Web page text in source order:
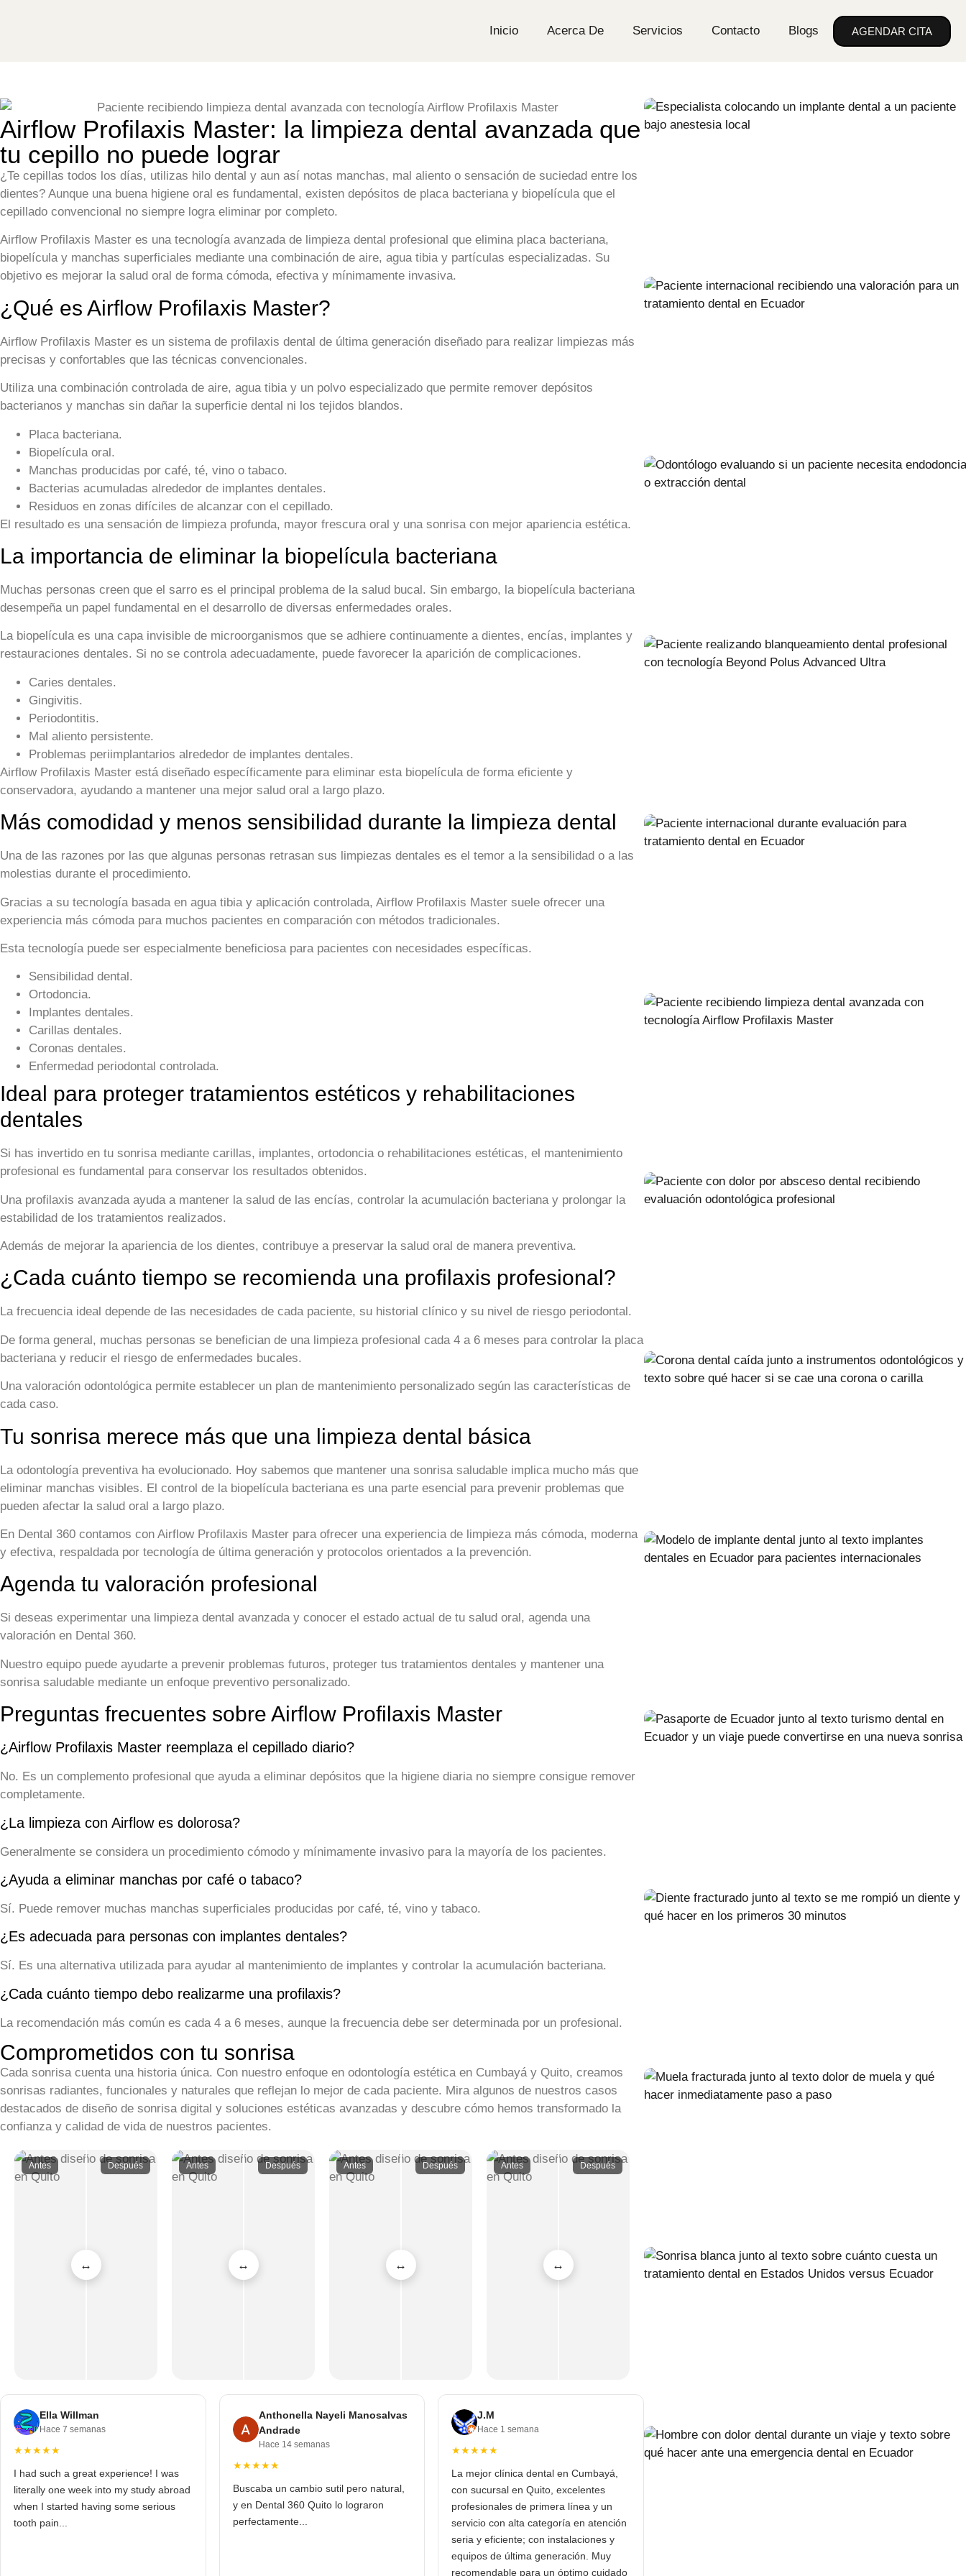
Inicio Acerca De Servicios Contacto Blogs AGENDAR CITA
Airflow Profilaxis Master: la limpieza dental avanzada que
tu cepillo no puede lograr
¿Te cepillas todos los días, utilizas hilo dental y aun así notas manchas, mal aliento o sensación de suciedad entre los
dientes? Aunque una buena higiene oral es fundamental, existen depósitos de placa bacteriana y biopelícula que el
cepillado convencional no siempre logra eliminar por completo.
Airflow Profilaxis Master es una tecnología avanzada de limpieza dental profesional que elimina placa bacteriana,
biopelícula y manchas superficiales mediante una combinación de aire, agua tibia y partículas especializadas. Su
objetivo es mejorar la salud oral de forma cómoda, efectiva y mínimamente invasiva.
¿Qué es Airflow Profilaxis Master?
Airflow Profilaxis Master es un sistema de profilaxis dental de última generación diseñado para realizar limpiezas más
precisas y confortables que las técnicas convencionales.
Utiliza una combinación controlada de aire, agua tibia y un polvo especializado que permite remover depósitos
bacterianos y manchas sin dañar la superficie dental ni los tejidos blandos.
Placa bacteriana.
Biopelícula oral.
Manchas producidas por café, té, vino o tabaco.
Bacterias acumuladas alrededor de implantes dentales.
Residuos en zonas difíciles de alcanzar con el cepillado.
El resultado es una sensación de limpieza profunda, mayor frescura oral y una sonrisa con mejor apariencia estética.
La importancia de eliminar la biopelícula bacteriana
Muchas personas creen que el sarro es el principal problema de la salud bucal. Sin embargo, la biopelícula bacteriana
desempeña un papel fundamental en el desarrollo de diversas enfermedades orales.
La biopelícula es una capa invisible de microorganismos que se adhiere continuamente a dientes, encías, implantes y
restauraciones dentales. Si no se controla adecuadamente, puede favorecer la aparición de complicaciones.
Caries dentales.
Gingivitis.
Periodontitis.
Mal aliento persistente.
Problemas periimplantarios alrededor de implantes dentales.
Airflow Profilaxis Master está diseñado específicamente para eliminar esta biopelícula de forma eficiente y
conservadora, ayudando a mantener una mejor salud oral a largo plazo.
Más comodidad y menos sensibilidad durante la limpieza dental
Una de las razones por las que algunas personas retrasan sus limpiezas dentales es el temor a la sensibilidad o a las
molestias durante el procedimiento.
Gracias a su tecnología basada en agua tibia y aplicación controlada, Airflow Profilaxis Master suele ofrecer una
experiencia más cómoda para muchos pacientes en comparación con métodos tradicionales.
Esta tecnología puede ser especialmente beneficiosa para pacientes con necesidades específicas.
Sensibilidad dental.
Ortodoncia.
Implantes dentales.
Carillas dentales.
Coronas dentales.
Enfermedad periodontal controlada.
Ideal para proteger tratamientos estéticos y rehabilitaciones
dentales
Si has invertido en tu sonrisa mediante carillas, implantes, ortodoncia o rehabilitaciones estéticas, el mantenimiento
profesional es fundamental para conservar los resultados obtenidos.
Una profilaxis avanzada ayuda a mantener la salud de las encías, controlar la acumulación bacteriana y prolongar la
estabilidad de los tratamientos realizados.
Además de mejorar la apariencia de los dientes, contribuye a preservar la salud oral de manera preventiva.
¿Cada cuánto tiempo se recomienda una profilaxis profesional?
La frecuencia ideal depende de las necesidades de cada paciente, su historial clínico y su nivel de riesgo periodontal.
De forma general, muchas personas se benefician de una limpieza profesional cada 4 a 6 meses para controlar la placa
bacteriana y reducir el riesgo de enfermedades bucales.
Una valoración odontológica permite establecer un plan de mantenimiento personalizado según las características de
cada caso.
Tu sonrisa merece más que una limpieza dental básica
La odontología preventiva ha evolucionado. Hoy sabemos que mantener una sonrisa saludable implica mucho más que
eliminar manchas visibles. El control de la biopelícula bacteriana es una parte esencial para prevenir problemas que
pueden afectar la salud oral a largo plazo.
En Dental 360 contamos con Airflow Profilaxis Master para ofrecer una experiencia de limpieza más cómoda, moderna
y efectiva, respaldada por tecnología de última generación y protocolos orientados a la prevención.
Agenda tu valoración profesional
Si deseas experimentar una limpieza dental avanzada y conocer el estado actual de tu salud oral, agenda una
valoración en Dental 360.
Nuestro equipo puede ayudarte a prevenir problemas futuros, proteger tus tratamientos dentales y mantener una
sonrisa saludable mediante un enfoque preventivo personalizado.
Preguntas frecuentes sobre Airflow Profilaxis Master
¿Airflow Profilaxis Master reemplaza el cepillado diario?
No. Es un complemento profesional que ayuda a eliminar depósitos que la higiene diaria no siempre consigue remover
completamente.
¿La limpieza con Airflow es dolorosa?
Generalmente se considera un procedimiento cómodo y mínimamente invasivo para la mayoría de los pacientes.
¿Ayuda a eliminar manchas por café o tabaco?
Sí. Puede remover muchas manchas superficiales producidas por café, té, vino y tabaco.
¿Es adecuada para personas con implantes dentales?
Sí. Es una alternativa utilizada para ayudar al mantenimiento de implantes y controlar la acumulación bacteriana.
¿Cada cuánto tiempo debo realizarme una profilaxis?
La recomendación más común es cada 4 a 6 meses, aunque la frecuencia debe ser determinada por un profesional.
Comprometidos con tu sonrisa
Cada sonrisa cuenta una historia única. Con nuestro enfoque en odontología estética en Cumbayá y Quito, creamos
sonrisas radiantes, funcionales y naturales que reflejan lo mejor de cada paciente. Mira algunos de nuestros casos
destacados de diseño de sonrisa digital y soluciones estéticas avanzadas y descubre cómo hemos transformado la
confianza y calidad de vida de nuestros pacientes.
Antes Después Antes Después Antes Después Antes Después
Ella Willman
Hace 7 semanas
★★★★★
I had such a great experience! I was
literally one week into my study abroad
when I started having some serious
tooth pain...
Anthonella Nayeli Manosalvas
Andrade
Hace 14 semanas
★★★★★
Buscaba un cambio sutil pero natural,
y en Dental 360 Quito lo lograron
perfectamente...
J.M
Hace 1 semana
★★★★★
La mejor clínica dental en Cumbayá,
con sucursal en Quito, excelentes
profesionales de primera línea y un
servicio con alta categoría en atención
seria y eficiente; con instalaciones y
equipos de última generación. Muy
recomendable para un óptimo cuidado